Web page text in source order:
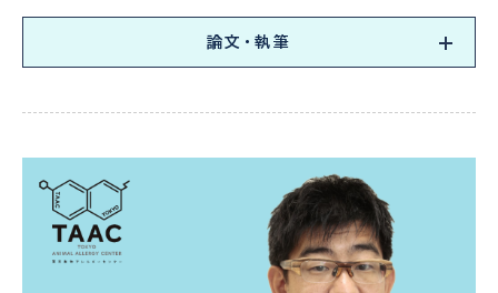
論文・執筆